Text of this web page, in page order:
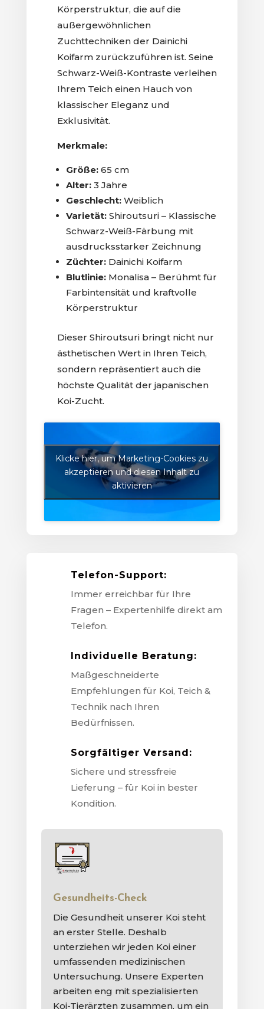
Körperstruktur, die auf die
außergewöhnlichen
Zuchttechniken der Dainichi
Koifarm zurückzuführen ist. Seine
Schwarz-Weiß-Kontraste verleihen
Ihrem Teich einen Hauch von
klassischer Eleganz und
Exklusivität.
Merkmale:
Größe: 65 cm
Alter: 3 Jahre
Geschlecht: Weiblich
Varietät: Shiroutsuri – Klassische
Schwarz-Weiß-Färbung mit
ausdrucksstarker Zeichnung
Züchter: Dainichi Koifarm
Blutlinie: Monalisa – Berühmt für
Farbintensität und kraftvolle
Körperstruktur
Dieser Shiroutsuri bringt nicht nur
ästhetischen Wert in Ihren Teich,
sondern repräsentiert auch die
höchste Qualität der japanischen
Koi-Zucht.
Klicke hier, um Marketing-Cookies zu
akzeptieren und diesen Inhalt zu
aktivieren
Telefon-Support:
Immer erreichbar für Ihre
Fragen – Expertenhilfe direkt am
Telefon.
Individuelle Beratung:
Maßgeschneiderte
Empfehlungen für Koi, Teich &
Technik nach Ihren
Bedürfnissen.
Sorgfältiger Versand:
Sichere und stressfreie
Lieferung – für Koi in bester
Kondition.
Gesundheits-Check
Die Gesundheit unserer Koi steht
an erster Stelle. Deshalb
unterziehen wir jeden Koi einer
umfassenden medizinischen
Untersuchung. Unsere Experten
arbeiten eng mit spezialisierten
Koi-Tierärzten zusammen, um ein